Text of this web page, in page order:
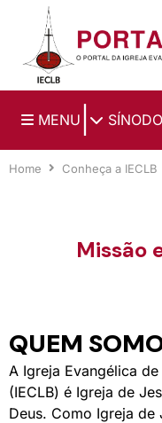
Ir para o conteúdo
MENU
Home Conheça a IECLB
Missão
QUEM
A Igreja Evangélica
(IECLB) é Igreja de
Deus. Como Igreja de